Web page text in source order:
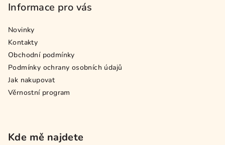
Informace pro vás
Novinky
Kontakty
Obchodní podmínky
Podmínky ochrany osobních údajů
Jak nakupovat
Věrnostní program
Kde mě najdete